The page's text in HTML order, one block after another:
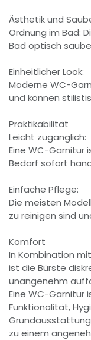
Ästhetik und
Ordnung im Bad:
Bad optisch
Einheitlicher Look:
Moderne WC-
und können
Praktikabilität
Leicht zugänglich:
Eine WC-Garnitur
Bedarf sofort
Einfache Pflege:
Die meisten
zu reinigen sind
Komfort
In Kombination
ist die Bürste
unangenehm
Eine WC-Garnitur
Funktionalität,
zu einem